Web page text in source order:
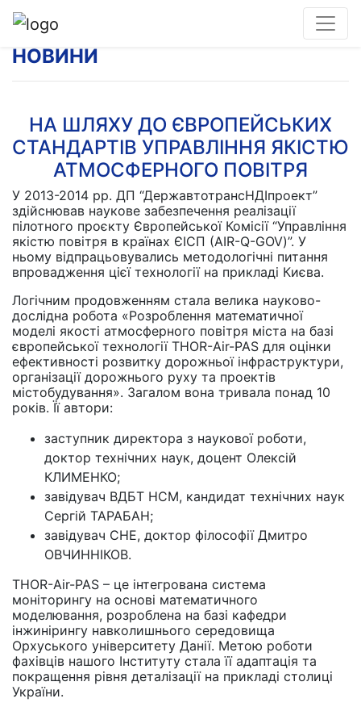
НОВИНИ
НА ШЛЯХУ ДО ЄВРОПЕЙСЬКИХ
СТАНДАРТІВ УПРАВЛІННЯ ЯКІСТЮ
АТМОСФЕРНОГО ПОВІТРЯ
У 2013-2014 рр. ДП “ДержавтотрансНДІпроект”
здійснював наукове забезпечення реалізації
пілотного проєкту Європейської Комісії “Управління
якістю повітря в країнах ЄІСП (AIR-Q-GOV)”. У
ньому відпрацьовувались методологічні питання
впровадження цієї технології на прикладі Києва.
Логічним продовженням стала велика науково-
дослідна робота «Розроблення математичної
моделі якості атмосферного повітря міста на базі
європейської технології THOR-Air-PAS для оцінки
ефективності розвитку дорожньої інфраструктури,
організації дорожнього руху та проектів
містобудування». Загалом вона тривала понад 10
років. Її автори:
заступник директора з наукової роботи,
доктор технічних наук, доцент Олексій
КЛИМЕНКО;
завідувач ВДБТ НСМ, кандидат технічних наук
Сергій ТАРАБАН;
завідувач СНЕ, доктор філософії Дмитро
ОВЧИННІКОВ.
THOR-Air-PAS – це інтегрована система
моніторингу на основі математичного
моделювання, розроблена на базі кафедри
інжинірингу навколишнього середовища
Орхуського університету Данії. Метою роботи
фахівців нашого Інституту стала її адаптація та
покращення рівня деталізації на прикладі столиці
України.